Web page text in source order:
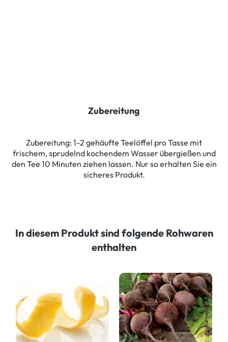
Zubereitung
Zubereitung: 1-2 gehäufte Teelöffel pro Tasse mit
frischem, sprudelnd kochendem Wasser übergießen und
den Tee 10 Minuten ziehen lassen. Nur so erhalten Sie ein
sicheres Produkt.
In diesem Produkt sind folgende Rohwaren
enthalten